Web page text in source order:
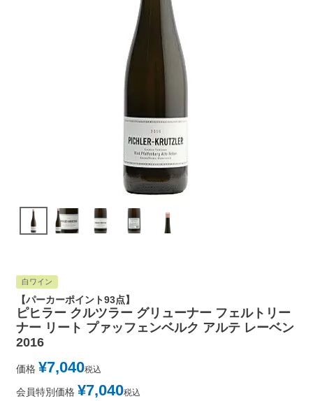
白ワイン
【パーカーポイント93点】
ピヒラー クルツラー グリューナー フェルトリー
ナー リート プァッフェンベルク アルテ レーベン
2016
価格 ¥7,040税込
会員特別価格 ¥7,040税込